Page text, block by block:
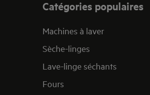
Catégories populaires
Machines à laver
Sèche-linges
Lave-linge séchants
Fours